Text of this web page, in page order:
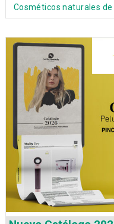
Cosméticos naturales